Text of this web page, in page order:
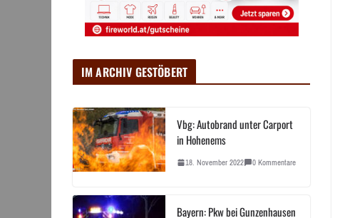
IM ARCHIV GESTÖBERT
Vbg: Autobrand unter Carport
in Hohenems
18. November 2022 0 Kommentare
Bayern: Pkw bei Gunzenhausen